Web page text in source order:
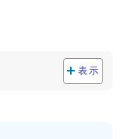
表示